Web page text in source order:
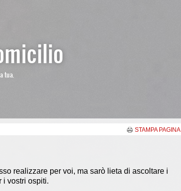
tua.
STAMPA PAGINA
realizzare per voi, ma sarò lieta di ascoltare i
i vostri ospiti.